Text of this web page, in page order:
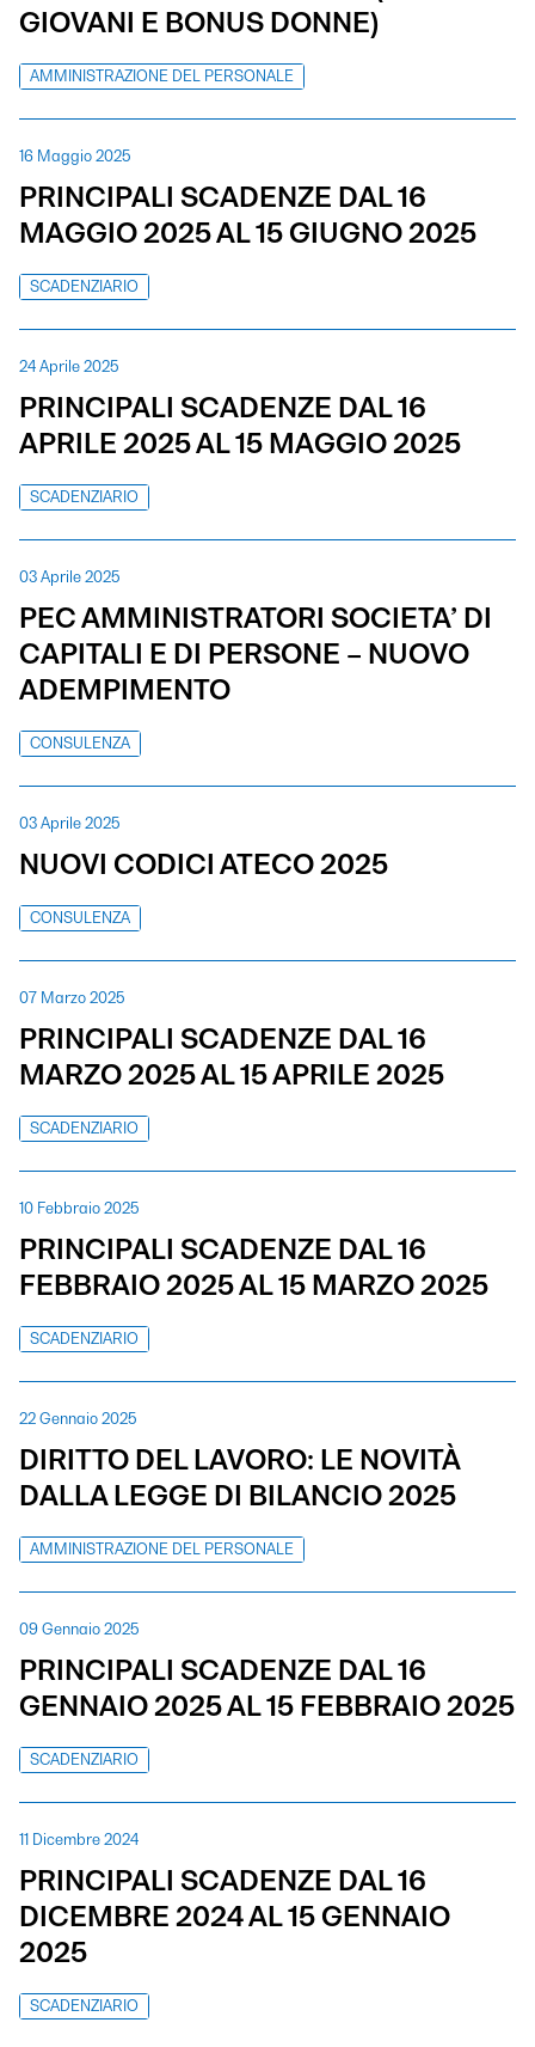
GIOVANI E BONUS DONNE)
AMMINISTRAZIONE DEL PERSONALE
16 Maggio 2025
PRINCIPALI SCADENZE DAL 16
MAGGIO 2025 AL 15 GIUGNO 2025
SCADENZIARIO
24 Aprile 2025
PRINCIPALI SCADENZE DAL 16
APRILE 2025 AL 15 MAGGIO 2025
SCADENZIARIO
03 Aprile 2025
PEC AMMINISTRATORI SOCIETA’ DI
CAPITALI E DI PERSONE – NUOVO
ADEMPIMENTO
CONSULENZA
03 Aprile 2025
NUOVI CODICI ATECO 2025
CONSULENZA
07 Marzo 2025
PRINCIPALI SCADENZE DAL 16
MARZO 2025 AL 15 APRILE 2025
SCADENZIARIO
10 Febbraio 2025
PRINCIPALI SCADENZE DAL 16
FEBBRAIO 2025 AL 15 MARZO 2025
SCADENZIARIO
22 Gennaio 2025
DIRITTO DEL LAVORO: LE NOVITÀ
DALLA LEGGE DI BILANCIO 2025
AMMINISTRAZIONE DEL PERSONALE
09 Gennaio 2025
PRINCIPALI SCADENZE DAL 16
GENNAIO 2025 AL 15 FEBBRAIO 2025
SCADENZIARIO
11 Dicembre 2024
PRINCIPALI SCADENZE DAL 16
DICEMBRE 2024 AL 15 GENNAIO
2025
SCADENZIARIO